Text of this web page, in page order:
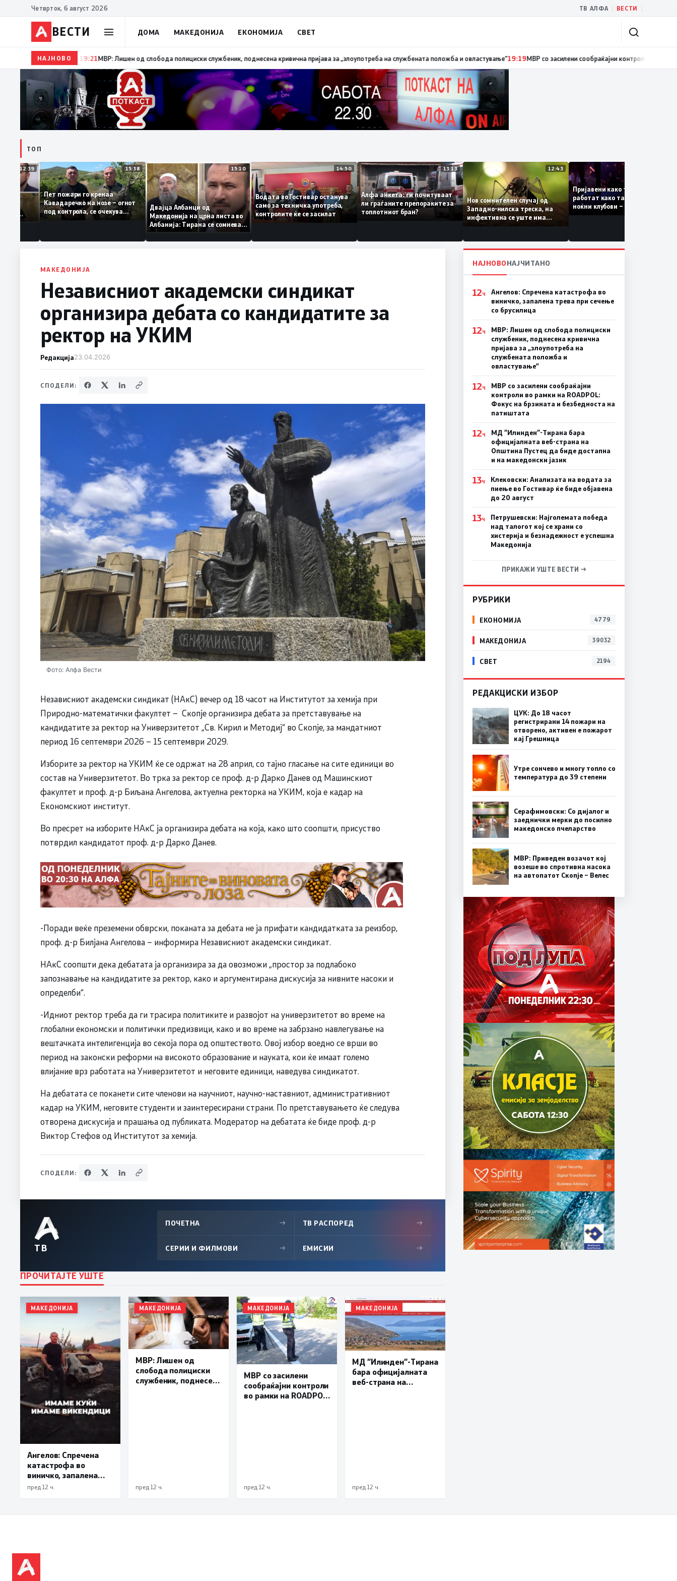
Четврток, 6 август 2026 ТВ АЛФА ВЕСТИ
ВЕСТИ ДОМА МАКЕДОНИЈА ЕКОНОМИЈА СВЕТ
НАЈНОВО19:22Ангелов: Спречена катастрофа во виничко, запалена трева при сечење со брусилица19:21МВР: Лишен од слобода полициски службеник, поднесена кривична пријава за „злоупотреба на
ТОП
12:39
За
му
од
кога му гори
15:38
Пет пожари го кренаа
Кавадаречко на нозе – огнот
под контрола, се очекува
целосно гаснење
15:10
Двајца Албанци од
Македонија на црна листа во
Албанија: Тирана се сомнева
дека работеле за
терористички организации
14:50
Водата во Гостивар останува
само за техничка употреба,
контролите ќе се засилат
13:13
Алфа анкета: ги почитуваат
ли граѓаните препораките за
топлотниот бран?
12:43
Нов сомнителен случај од
Западно-нилска треска, на
инфективна се уште има
пациенти во критична
Пријавени како туристки, а
работат како танчерки во
ноќни клубови – полицијата
откри сомнителна шема за
МАКЕДОНИЈА
Независниот академски синдикат
организира дебата со кандидатите за
ректор на УКИМ
Редакција23.04.2026
СПОДЕЛИ:
Фото: Алфа Вести
Независниот академски синдикат (НАкС) вечер од 18 часот на Институтот за хемија при
Природно-математички факултет – Скопје организира дебата за претставување на
кандидатите за ректор на Универзитетот „Св. Кирил и Методиј“ во Скопје, за мандатниот
период 16 септември 2026 – 15 септември 2029.
Изборите за ректор на УКИМ ќе се одржат на 28 април, со тајно гласање на сите единици во
состав на Универзитетот. Во трка за ректор се проф. д-р Дарко Данев од Машинскиот
факултет и проф. д-р Биљана Ангелова, актуелна ректорка на УКИМ, која е кадар на
Економскиот институт.
Во пресрет на изборите НАкС ја организира дебата на која, како што соопшти, присуство
потврдил кандидатот проф. д-р Дарко Данев.
-Поради веќе преземени обврски, поканата за дебата не ја прифати кандидатката за реизбор,
проф. д-р Билјана Ангелова – информира Независниот академски синдикат.
НАкС соопшти дека дебатата ја организира за да овозможи „простор за подлабоко
запознавање на кандидатите за ректор, како и аргументирана дискусија за нивните насоки и
определби“.
-Идниот ректор треба да ги трасира политиките и развојот на универзитетот во време на
глобални економски и политички предизвици, како и во време на забрзано навлегување на
вештачката интелигенција во секоја пора од општеството. Овој избор воедно се врши во
период на законски реформи на високото образование и науката, кои ќе имаат големо
влијание врз работата на Универзитетот и неговите единици, наведува синдикатот.
На дебатата се поканети сите членови на научниот, научно-наставниот, административниот
кадар на УКИМ, неговите студенти и заинтересирани страни. По претставувањето ќе следува
отворена дискусија и прашања од публиката. Модератор на дебатата ќе биде проф. д-р
Виктор Стефов од Институтот за хемија.
СПОДЕЛИ:
ТВ
ПОЧЕТНА → ТВ РАСПОРЕД →
СЕРИИ И ФИЛМОВИ → ЕМИСИИ →
ПРОЧИТАЈТЕ УШТЕ
МАКЕДОНИЈА
Ангелов: Спречена
катастрофа во
виничко, запалена
трева при сечење со
пред 12 ч.
МАКЕДОНИЈА
МВР: Лишен од
слобода полициски
службеник, поднесена
пред 12 ч.
МАКЕДОНИЈА
МВР со засилени
сообраќајни контроли
во рамки на ROADPOL:
пред 12 ч.
МАКЕДОНИЈА
МД “Илинден“-Тирана
бара официјалната
веб-страна на
пред 12 ч.
НАЈНОВОНАЈЧИТАНО
12Ч
Ангелов: Спречена катастрофа во
виничко, запалена трева при сечење
со брусилица
12Ч
МВР: Лишен од слобода полициски
службеник, поднесена кривична
пријава за „злоупотреба на
службената положба и
овластување”
12Ч
МВР со засилени сообраќајни
контроли во рамки на ROADPOL:
Фокус на брзината и безбедноста на
патиштата
12Ч
МД “Илинден“-Тирана бара
официјалната веб-страна на
Општина Пустец да биде достапна
и на македонски јазик
13Ч
Клековски: Анализата на водата за
пиење во Гостивар ќе биде објавена
до 20 август
13Ч
Петрушевски: Најголемата победа
над талогот кој се храни со
хистерија и безнадежност е успешна
Македонија
ПРИКАЖИ УШТЕ ВЕСТИ →
РУБРИКИ
ЕКОНОМИЈА 4779
МАКЕДОНИЈА 39032
СВЕТ 2194
РЕДАКЦИСКИ ИЗБОР
ЦУК: До 18 часот
регистрирани 14 пожари на
отворено, активен е пожарот
кај Грешница
Утре сончево и многу топло со
температура до 39 степени
Серафимовски: Со дијалог и
заеднички мерки до посилно
македонско пчеларство
МВР: Приведен возачот кој
возеше во спротивна насока
на автопатот Скопје – Велес